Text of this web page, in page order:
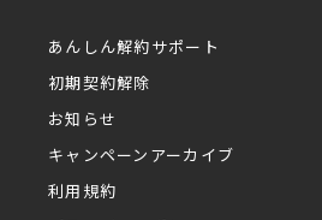
あんしん解約サポート
初期契約解除
お知らせ
キャンペーンアーカイブ
利用規約